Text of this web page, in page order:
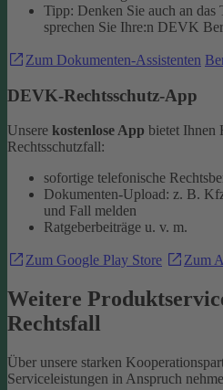
Tipp: Denken Sie auch an das
sprechen Sie Ihre:n DEVK
Zum Dokumenten-Assistenten
DEVK-Rechtsschutz-App
Unsere kostenlose App bietet Ihnen
Rechtsschutzfall:
sofortige telefonische
Dokumenten-Upload: z. B.
und Fall melden
Ratgeberbeiträge u. v. m.
Zum Google Play Store Zum
Weitere
Rechtsfall
Über unsere starken
Serviceleistungen in Anspruch